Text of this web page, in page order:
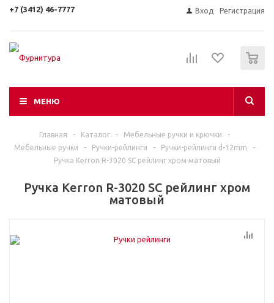
+7 (3412) 46-7777 Вход Регистрация
МЕНЮ
Главная - Каталог - Мебельные ручки и крючки
-
Мебельные ручки
- Ручки-рейлинги - Ручки-рейлинги d-12mm
-
Ручка Kerron R-3020 SC рейлинг хром матовый
Ручка Kerron R-3020 SC рейлинг хром
матовый